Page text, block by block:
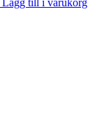
Lägg till i varukorg